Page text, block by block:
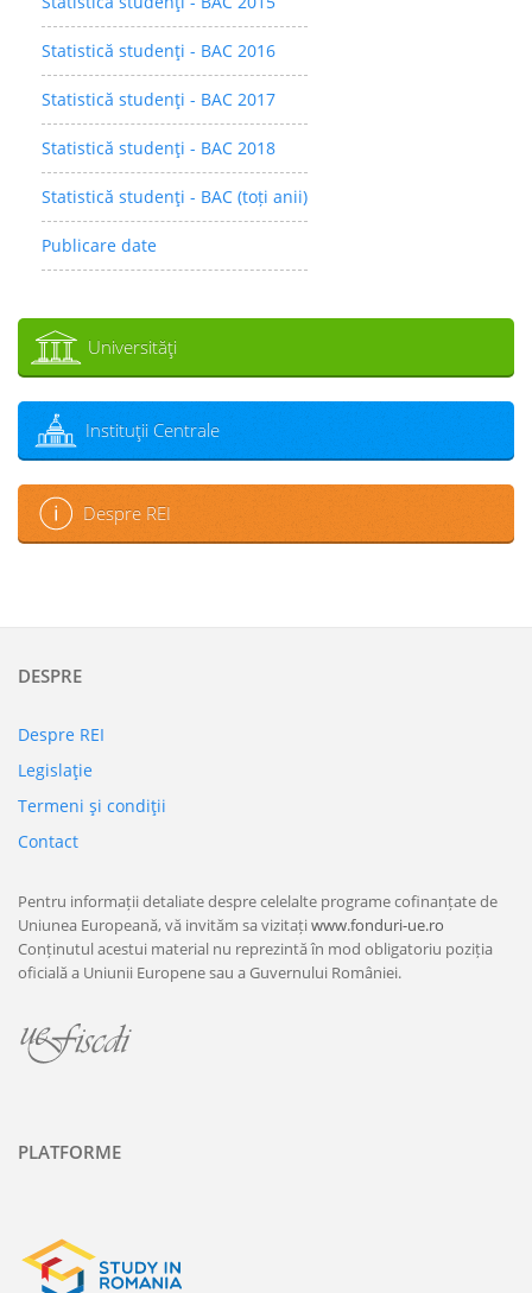
Statistică studenţi - BAC 2016
Statistică studenţi - BAC 2017
Statistică studenţi - BAC 2018
Statistică studenţi - BAC (toți anii)
Publicare date
Universităţi
Instituţii Centrale
Despre REI
DESPRE
Despre REI
Legislaţie
Termeni şi condiţii
Contact
Pentru informații detaliate despre celelalte programe cofinanțate de
Uniunea Europeană, vă invităm sa vizitațiwww.fonduri-ue.ro
Conținutul acestui material nu reprezintă în mod obligatoriu poziția
oficială a Uniunii Europene sau a Guvernului României.
PLATFORME